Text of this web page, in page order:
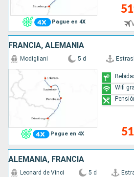
Pague en 4X
FRANCIA, ALEMANIA
Pague en 4X
Modigliani 5 d
Wifi
ALEMANIA, FRANCIA
Leonard de Vinci 5 d